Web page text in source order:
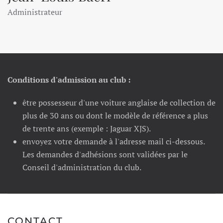
Administrateur
Conditions d'admission au club :
être possesseur d'une voiture anglaise de collection de
plus de 30 ans ou dont le modèle de référence a plus
de trente ans (exemple : Jaguar XJS).
envoyez votre demande à l'adresse mail ci-dessous.
Les demandes d'adhésions sont validées par le
Conseil d'administration du club.